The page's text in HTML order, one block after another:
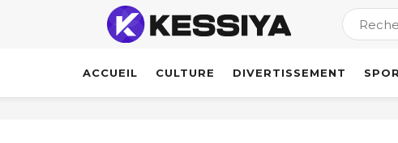
ACCUEIL CULTURE DIVERTISSEMENT